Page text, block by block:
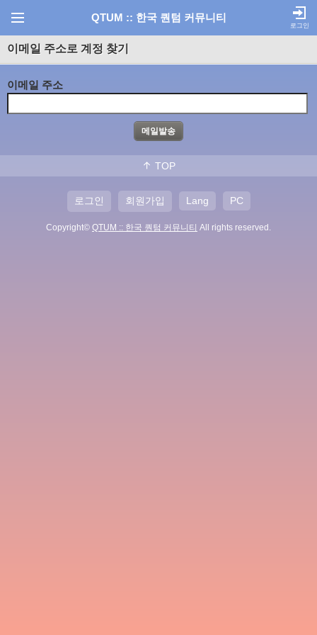
QTUM :: 한국 퀀텀 커뮤니티
로그인
이메일 주소로 계정 찾기
이메일 주소
TOP
로그인 회원가입 Lang PC
Copyright© QTUM :: 한국 퀀텀 커뮤니티 All rights reserved.